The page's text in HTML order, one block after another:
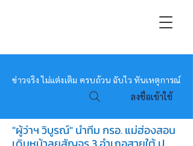
หมอข่าว
ข่าวจริง ไม่แต่งเติม ครบถ้วน ฉับไว ทันเหตุการณ์
ลงชื่อเข้าใช้
"ผู้ว่าฯ วิบูรณ์" นำทีม กรอ. แม่ฮ่องสอน